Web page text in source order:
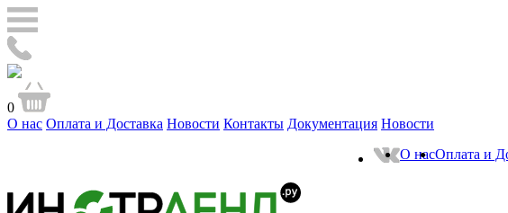
0
О нас Оплата и Доставка Новости Контакты Документация Новости
О насОплата и